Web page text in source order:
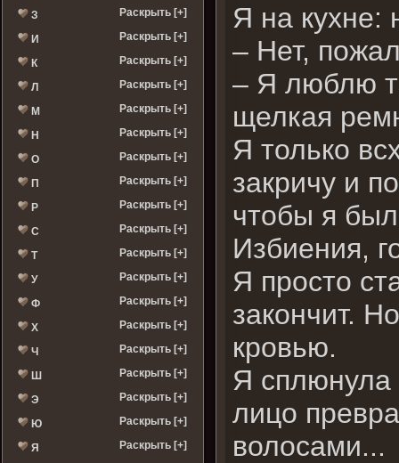
З Раскрыть [+]
И Раскрыть [+]
К Раскрыть [+]
Л Раскрыть [+]
М Раскрыть [+]
Н Раскрыть [+]
О Раскрыть [+]
П Раскрыть [+]
Р Раскрыть [+]
С Раскрыть [+]
Т Раскрыть [+]
У Раскрыть [+]
Ф Раскрыть [+]
Х Раскрыть [+]
Ч Раскрыть [+]
Ш Раскрыть [+]
Э Раскрыть [+]
Ю Раскрыть [+]
Я Раскрыть [+]
Я на кухне:
– Нет,
– Я люблю
щелкая
Я только
закричу и
чтобы я
Избиения,
Я просто
закончит.
кровью.
Я сплюнула
лицо
волосами...